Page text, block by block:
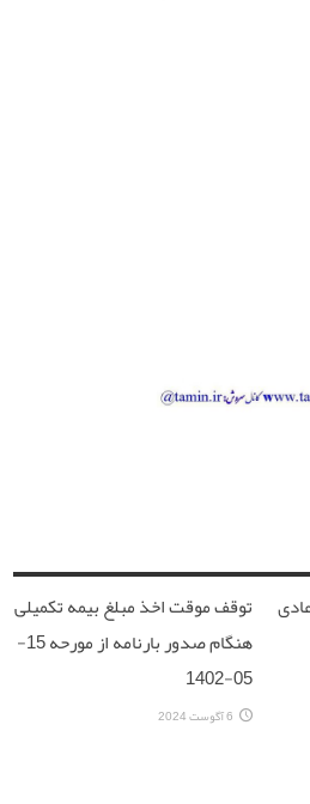
توقف موقت اخذ مبلغ بیمه تکمیلی
هنگام صدور بارنامه از مورحه 15-
05-1402
6 آگوست 2024